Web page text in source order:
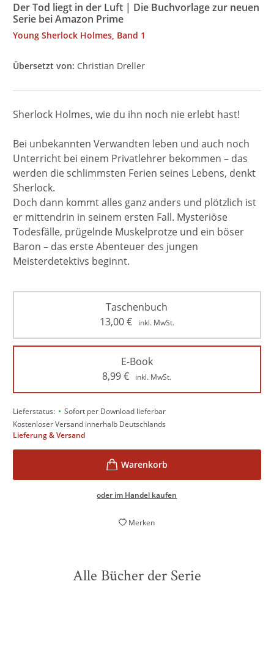
Der Tod liegt in der Luft | Die Buchvorlage zur neuen
Serie bei Amazon Prime
Young Sherlock Holmes, Band 1
Übersetzt von: Christian Dreller
Sherlock Holmes, wie du ihn noch nie erlebt hast!
Bei unbekannten Verwandten leben und auch noch
Unterricht bei einem Privatlehrer bekommen – das
werden die schlimmsten Ferien seines Lebens, denkt
Sherlock.
Doch dann kommt alles ganz anders und plötzlich ist
er mittendrin in seinem ersten Fall. Mysteriöse
Todesfälle, prügelnde Muskelprotze und ein böser
Baron – das erste Abenteuer des jungen
Meisterdetektivs beginnt.
Taschenbuch
13,00€ inkl. MwSt.
E-Book
8,99€ inkl. MwSt.
Lieferstatus: • Sofort per Download lieferbar
Kostenloser Versand innerhalb Deutschlands
Lieferung & Versand
oder im Handel kaufen
Merken
Alle Bücher der Serie